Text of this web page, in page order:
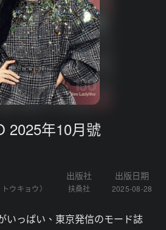
2025年10月號
ウキョウ）
出版社
扶桑社
出版日期
2025-08-28
いっぱい、東京発信のモード誌